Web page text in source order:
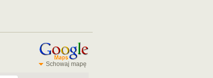
Schowaj mapę